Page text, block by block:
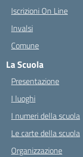
Iscrizioni On Line
Invalsi
Comune
La Scuola
Presentazione
I luoghi
I numeri della scuola
Le carte della scuola
Organizzazione